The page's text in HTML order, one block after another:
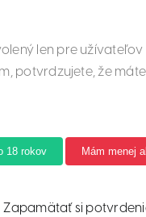
len pre užívateľov
potvrdzujete, že
18 rokov Mám menej
Zapamätať si
žltý